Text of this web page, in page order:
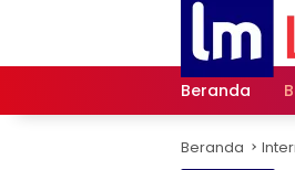
Beranda
Beranda